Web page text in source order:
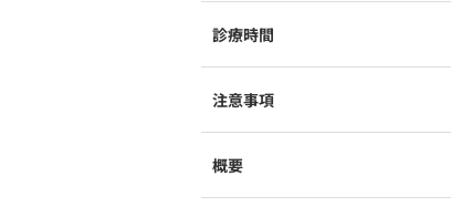
診療時間
注意事項
概要